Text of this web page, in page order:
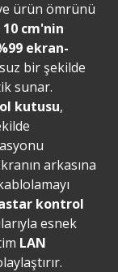
ürün ömrünü
10 cm'nin
ekran-
bir şekilde
sunar.
kutusu,
arkasına
kontrol
esnek
LAN